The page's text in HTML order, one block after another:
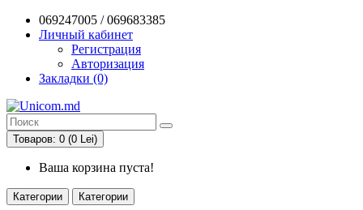
069247005 / 069683385
Личный кабинет
Регистрация
Авторизация
Закладки (0)
Товаров: 0 (0 Lei)
Ваша корзина пуста!
Категории Категории